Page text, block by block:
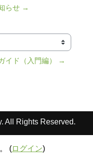
らせ →
イド（入門編） →
All Rights Reserved.
(ログイン)